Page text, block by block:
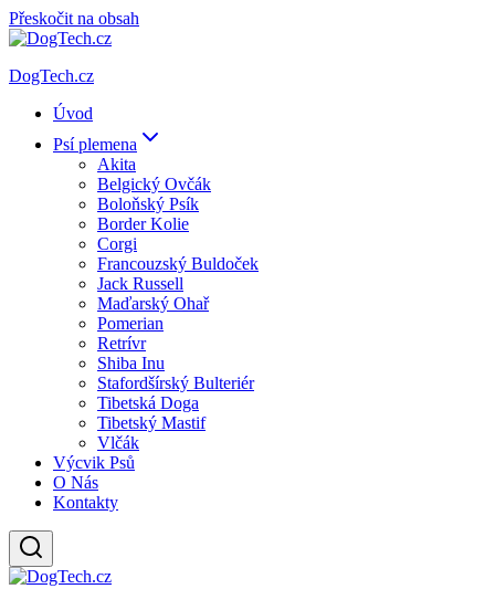
Přeskočit na obsah
DogTech.cz
Úvod
Psí plemena
Akita
Belgický Ovčák
Boloňský Psík
Border Kolie
Corgi
Francouzský Buldoček
Jack Russell
Maďarský Ohař
Pomerian
Retrívr
Shiba Inu
Stafordšírský Bulteriér
Tibetská Doga
Tibetský Mastif
Vlčák
Výcvik Psů
O Nás
Kontakty